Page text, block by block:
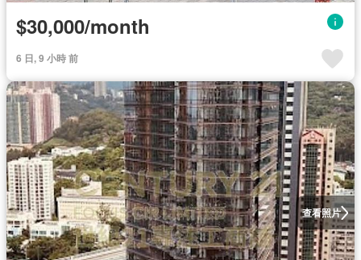
$30,000/month
6 日, 9 小時 前
查看照片